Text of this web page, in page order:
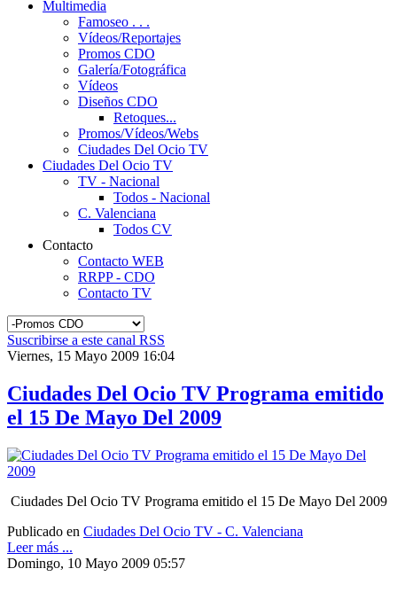
Multimedia
Famoseo . . .
Vídeos/Reportajes
Promos CDO
Galería/Fotográfica
Vídeos
Diseños CDO
Retoques...
Promos/Vídeos/Webs
Ciudades Del Ocio TV
Ciudades Del Ocio TV
TV - Nacional
Todos - Nacional
C. Valenciana
Todos CV
Contacto
Contacto WEB
RRPP - CDO
Contacto TV
Suscribirse a este canal RSS
Viernes, 15 Mayo 2009 16:04
Ciudades Del Ocio TV Programa emitido
el 15 De Mayo Del 2009
Ciudades Del Ocio TV Programa emitido el 15 De Mayo Del 2009
Publicado en Ciudades Del Ocio TV - C. Valenciana
Leer más ...
Domingo, 10 Mayo 2009 05:57